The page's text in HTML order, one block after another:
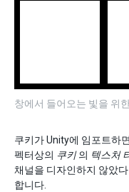
창에서 들어오는 빛을 위
쿠키가 Unity에 임포트하
펙터상의 쿠키의 텍스처
채널을 디자인하지 않았다
합니다.